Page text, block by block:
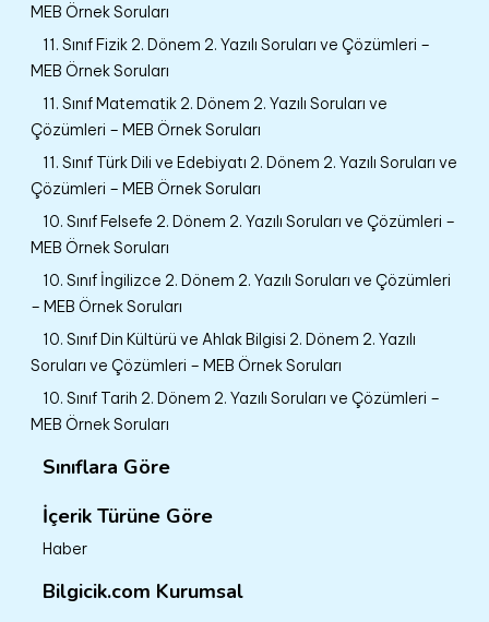
MEB Örnek Soruları
11. Sınıf Fizik 2. Dönem 2. Yazılı Soruları ve Çözümleri –
MEB Örnek Soruları
11. Sınıf Matematik 2. Dönem 2. Yazılı Soruları ve
Çözümleri – MEB Örnek Soruları
11. Sınıf Türk Dili ve Edebiyatı 2. Dönem 2. Yazılı Soruları ve
Çözümleri – MEB Örnek Soruları
10. Sınıf Felsefe 2. Dönem 2. Yazılı Soruları ve Çözümleri –
MEB Örnek Soruları
10. Sınıf İngilizce 2. Dönem 2. Yazılı Soruları ve Çözümleri
– MEB Örnek Soruları
10. Sınıf Din Kültürü ve Ahlak Bilgisi 2. Dönem 2. Yazılı
Soruları ve Çözümleri – MEB Örnek Soruları
10. Sınıf Tarih 2. Dönem 2. Yazılı Soruları ve Çözümleri –
MEB Örnek Soruları
Sınıflara Göre
İçerik Türüne Göre
Haber
Bilgicik.com Kurumsal